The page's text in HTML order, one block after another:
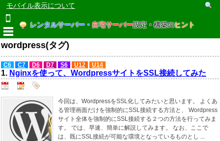
モバイル表示について
レンタルサーバー・ 自宅サーバー設定・構築のヒント
wordpress(タグ)
C6 C7 D6 D7 S6 U12 U14
1. Nginxを使って、WordpressサイトをSSL接続してみた
今回は、WordpressをSSL化してみたいと思います。 よくあ
る管理画面だけを強制的にSSL接続する方法と、 Wordpress
サイト全体を強制的にSSL接続する２つの方法を行ってみま
す。 では、早速、簡単に解説してみます。 なお、ここで
は、既にSSL接続が可能な環境となっているものとし ...